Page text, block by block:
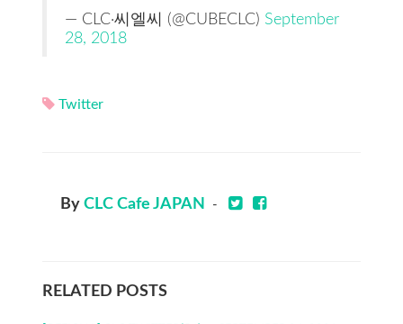
— CLC·씨엘씨 (@CUBECLC) September
28, 2018
Twitter
By CLC Cafe JAPAN -
RELATED POSTS